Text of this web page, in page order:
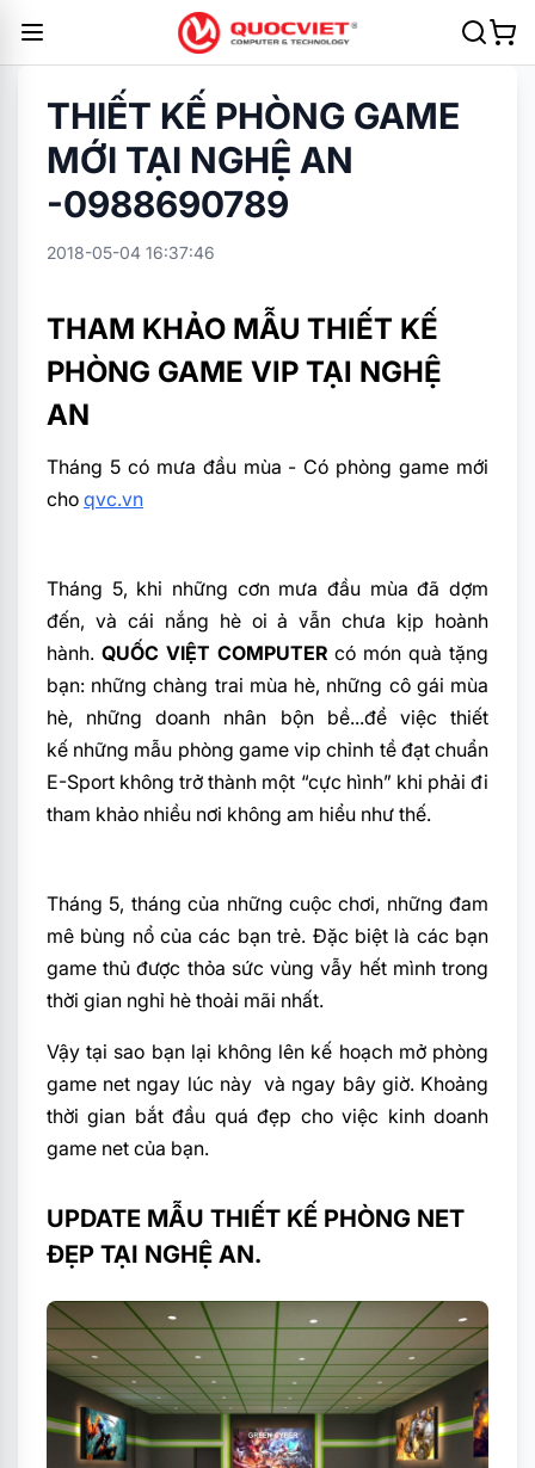
THIẾT KẾ PHÒNG GAME
MỚI TẠI NGHỆ AN
-0988690789
2018-05-04 16:37:46
THAM KHẢO MẪU THIẾT KẾ
PHÒNG GAME VIP TẠI NGHỆ
AN
Tháng 5 có mưa đầu mùa - Có phòng game mới
cho qvc.vn
Tháng 5, khi những cơn mưa đầu mùa đã dợm
đến, và cái nắng hè oi ả vẫn chưa kịp hoành
hành. QUỐC VIỆT COMPUTER có món quà tặng
bạn: những chàng trai mùa hè, những cô gái mùa
hè, những doanh nhân bộn bề...để việc thiết
kế những mẫu phòng game vip chỉnh tề đạt chuẩn
E-Sport không trở thành một “cực hình” khi phải đi
tham khảo nhiều nơi không am hiểu như thế.
Tháng 5, tháng của những cuộc chơi, những đam
mê bùng nổ của các bạn trẻ. Đặc biệt là các bạn
game thủ được thỏa sức vùng vẫy hết mình trong
thời gian nghỉ hè thoải mãi nhất.
Vậy tại sao bạn lại không lên kế hoạch mở phòng
game net ngay lúc này và ngay bây giờ. Khoảng
thời gian bắt đầu quá đẹp cho việc kinh doanh
game net của bạn.
UPDATE MẪU THIẾT KẾ PHÒNG NET
ĐẸP TẠI NGHỆ AN.